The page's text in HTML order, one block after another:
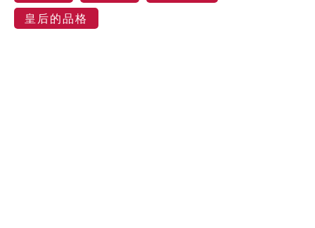
皇后的品格